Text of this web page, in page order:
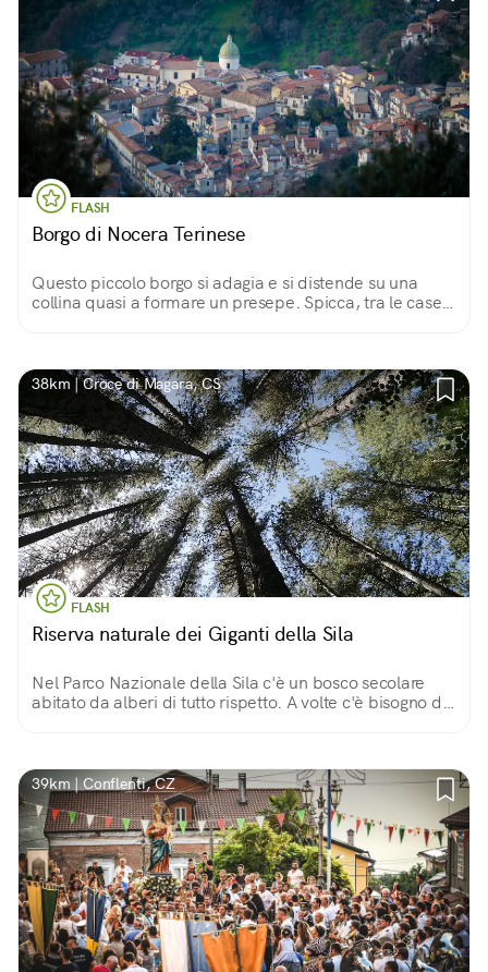
FLASH
Borgo di Nocera Terinese
Questo piccolo borgo si adagia e si distende su una
collina quasi a formare un presepe. Spicca, tra le case,
38km | Croce di Magara, CS
FLASH
Riserva naturale dei Giganti della Sila
Nel Parco Nazionale della Sila c'è un bosco secolare
abitato da alberi di tutto rispetto. A volte c'è bisogno di
39km | Conflenti, CZ